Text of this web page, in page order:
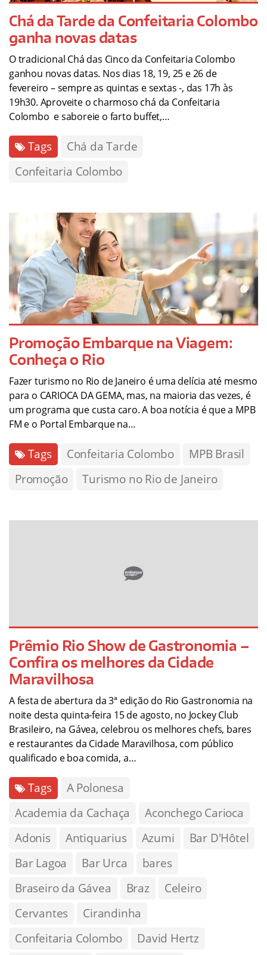
Chá da Tarde da Confeitaria Colombo
ganha novas datas
O tradicional Chá das Cinco da Confeitaria Colombo
ganhou novas datas. Nos dias 18, 19, 25 e 26 de
fevereiro – sempre as quintas e sextas -, das 17h às
19h30. Aproveite o charmoso chá da Confeitaria
Colombo e saboreie o farto buffet,…
Tags
Chá da Tarde
Confeitaria Colombo
Promoção Embarque na Viagem:
Conheça o Rio
Fazer turismo no Rio de Janeiro é uma delícia até mesmo
para o CARIOCA DA GEMA, mas, na maioria das vezes, é
um programa que custa caro. A boa notícia é que a MPB
FM e o Portal Embarque na…
Tags Confeitaria Colombo
MPB Brasil
Promoção
Turismo no Rio de Janeiro
Prêmio Rio Show de Gastronomia –
Confira os melhores da Cidade
Maravilhosa
A festa de abertura da 3ª edição do Rio Gastronomia na
noite desta quinta-feira 15 de agosto, no Jockey Club
Brasileiro, na Gávea, celebrou os melhores chefs, bares
e restaurantes da Cidade Maravilhosa, com público
qualificado e boa comida, a…
Tags
A Polonesa
Academia da Cachaça
Aconchego Carioca
Adonis
Antiquarius Azumi
Bar D'Hôtel
Bar Lagoa
Bar Urca
bares
Braseiro da Gávea
Braz
Celeiro
Cervantes
Cirandinha
Confeitaria Colombo
David Hertz